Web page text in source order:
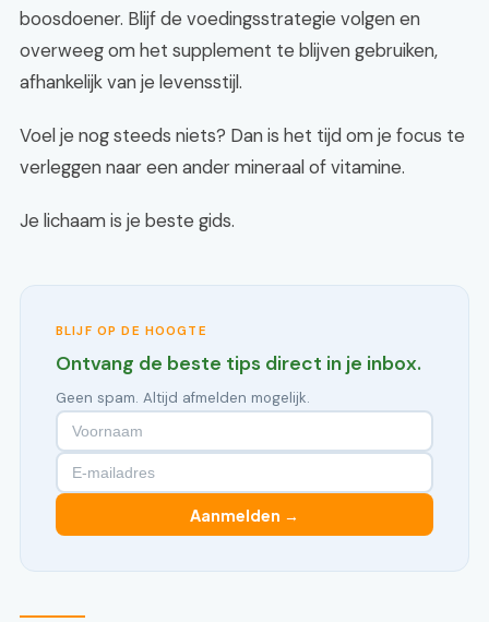
boosdoener. Blijf de voedingsstrategie volgen en
overweeg om het supplement te blijven gebruiken,
afhankelijk van je levensstijl.
Voel je nog steeds niets? Dan is het tijd om je focus te
verleggen naar een ander mineraal of vitamine.
Je lichaam is je beste gids.
BLIJF OP DE HOOGTE
Ontvang de beste tips direct in je inbox.
Geen spam. Altijd afmelden mogelijk.
Aanmelden →